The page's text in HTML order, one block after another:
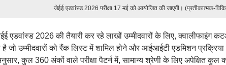
जेईई एडवांस्ड 2026 परीक्षा 17 मई को आयोजित की जाएगी। (प्रतीकात्मक-
एडवांस्ड 2026 की तैयारी कर रहे लाखों उम्मीदवारों के लिए,
जो उम्मीदवारों को रैंक लिस्ट में शामिल होने और आईआईटी एडमिशन
कुल 360 अंकों वाले परीक्षा पैटर्न में, सामान्य श्रेणी के लिए